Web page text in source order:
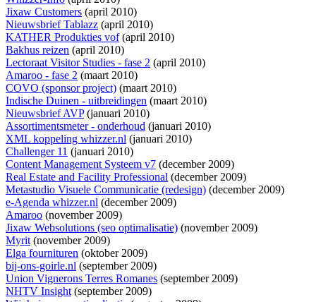
Jixaw Customers (april 2010)
Nieuwsbrief Tablazz (april 2010)
KATHER Produkties vof(april 2010)
Bakhus reizen (april 2010)
Lectoraat Visitor Studies - fase 2 (april 2010)
Amaroo - fase 2 (maart 2010)
COVO (sponsor project) (maart 2010)
Indische Duinen - uitbreidingen (maart 2010)
Nieuwsbrief AVP(januari 2010)
Assortimentsmeter - onderhoud (januari 2010)
XML koppeling whizzer.nl (januari 2010)
Challenger 11 (januari 2010)
Content Management Systeem v7 (december 2009)
Real Estate and Facility Professional (december 2009)
Metastudio Visuele Communicatie (redesign) (december 2009)
e-Agenda whizzer.nl (december 2009)
Amaroo (november 2009)
Jixaw Websolutions (seo optimalisatie) (november 2009)
Myrit(november 2009)
Elga fournituren (oktober 2009)
bij-ons-goirle.nl (september 2009)
Union Vignerons Terres Romanes (september 2009)
NHTV Insight(september 2009)